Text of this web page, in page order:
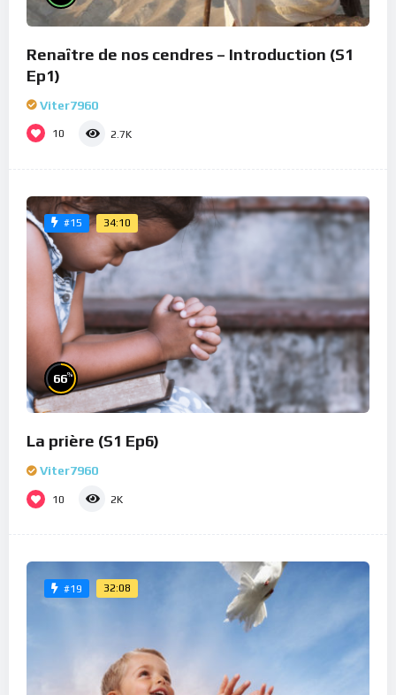
Renaître de nos cendres – Introduction (S1
Ep1)
Viter7960
10 2.7K
#15 34:10
66%
La prière (S1 Ep6)
Viter7960
10 2K
#19 32:08